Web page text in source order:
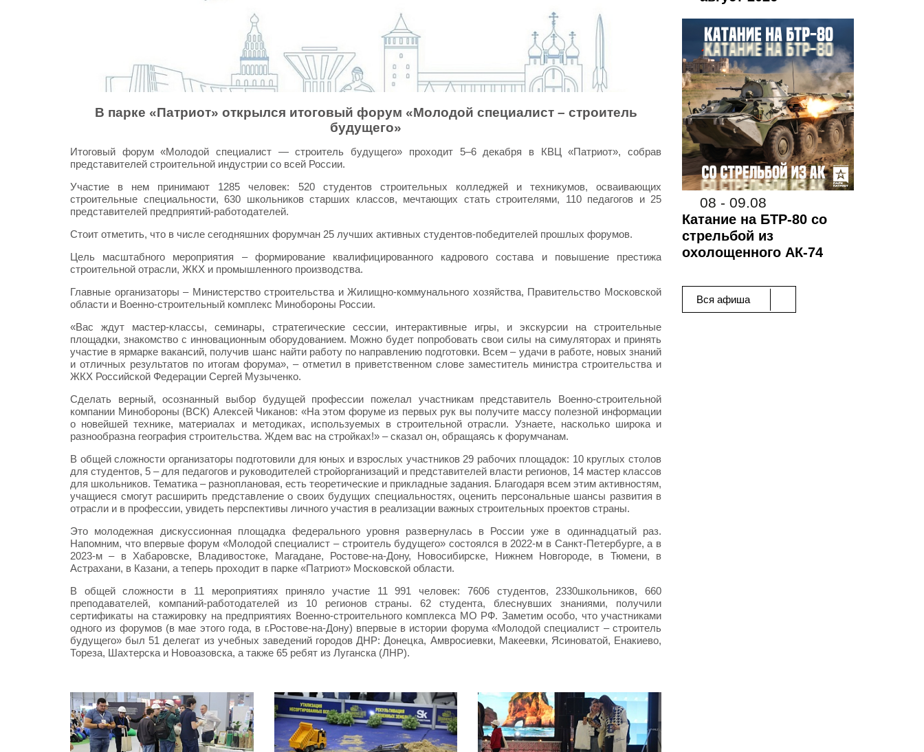
В парке «Патриот» открылся итоговый форум «Молодой специалист – строитель
будущего»
Итоговый форум «Молодой специалист — строитель будущего» проходит 5–6 декабря в КВЦ «Патриот», собрав
представителей строительной индустрии со всей России.
Участие в нем принимают 1285 человек: 520 студентов строительных колледжей и техникумов, осваивающих
строительные специальности, 630 школьников старших классов, мечтающих стать строителями, 110 педагогов и 25
представителей предприятий-работодателей.
Стоит отметить, что в числе сегодняшних форумчан 25 лучших активных студентов-победителей прошлых форумов.
Цель масштабного мероприятия – формирование квалифицированного кадрового состава и повышение престижа
строительной отрасли, ЖКХ и промышленного производства.
Главные организаторы – Министерство строительства и Жилищно-коммунального хозяйства, Правительство Московской
области и Военно-строительный комплекс Минобороны России.
«Вас ждут мастер-классы, семинары, стратегические сессии, интерактивные игры, и экскурсии на строительные
площадки, знакомство с инновационным оборудованием. Можно будет попробовать свои силы на симуляторах и принять
участие в ярмарке вакансий, получив шанс найти работу по направлению подготовки. Всем – удачи в работе, новых знаний
и отличных результатов по итогам форума», – отметил в приветственном слове заместитель министра строительства и
ЖКХ Российской Федерации Сергей Музыченко.
Сделать верный, осознанный выбор будущей профессии пожелал участникам представитель Военно-строительной
компании Минобороны (ВСК) Алексей Чиканов: «На этом форуме из первых рук вы получите массу полезной информации
о новейшей технике, материалах и методиках, используемых в строительной отрасли. Узнаете, насколько широка и
разнообразна география строительства. Ждем вас на стройках!» – сказал он, обращаясь к форумчанам.
В общей сложности организаторы подготовили для юных и взрослых участников 29 рабочих площадок: 10 круглых столов
для студентов, 5 – для педагогов и руководителей стройорганизаций и представителей власти регионов, 14 мастер классов
для школьников. Тематика – разноплановая, есть теоретические и прикладные задания. Благодаря всем этим активностям,
учащиеся смогут расширить представление о своих будущих специальностях, оценить персональные шансы развития в
отрасли и в профессии, увидеть перспективы личного участия в реализации важных строительных проектов страны.
Это молодежная дискуссионная площадка федерального уровня развернулась в России уже в одиннадцатый раз.
Напомним, что впервые форум «Молодой специалист – строитель будущего» состоялся в 2022-м в Санкт-Петербурге, а в
2023-м – в Хабаровске, Владивостоке, Магадане, Ростове-на-Дону, Новосибирске, Нижнем Новгороде, в Тюмени, в
Астрахани, в Казани, а теперь проходит в парке «Патриот» Московской области.
В общей сложности в 11 мероприятиях приняло участие 11 991 человек: 7606 студентов, 2330школьников, 660
преподавателей, компаний-работодателей из 10 регионов страны. 62 студента, блеснувших знаниями, получили
сертификаты на стажировку на предприятиях Военно-строительного комплекса МО РФ. Заметим особо, что участниками
одного из форумов (в мае этого года, в г.Ростове-на-Дону) впервые в истории форума «Молодой специалист – строитель
будущего» был 51 делегат из учебных заведений городов ДНР: Донецка, Амвросиевки, Макеевки, Ясиноватой, Енакиево,
Тореза, Шахтерска и Новоазовска, а также 65 ребят из Луганска (ЛНР).
08 - 09.08
Катание на БТР-80 со
стрельбой из
охолощенного АК-74
Вся афиша